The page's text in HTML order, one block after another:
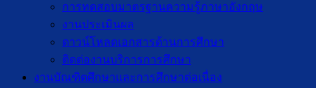
การทดสอบมาตรฐานความรู้ภาษาอังกฤษ
งานประเมินผล
ดาวน์โหลดเอกสารด้านการศึกษา
ติดต่องานบริการการศึกษา
งานบัณฑิตศึกษาเเละการศึกษาต่อเนื่อง